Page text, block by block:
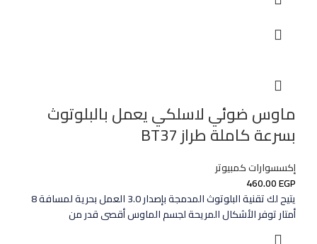
ماوس ضوئي لاسلكي يعمل بالبلوتوث
بسرعة كاملة طراز BT37
إكسسوارات كمبيوتر
460.00EGP
يتيح لك تقنية البلوتوث المدمجة بإصدار 3.0 العمل بحرية لمسافة 8
أمتار توفر الأشكال المريحة لجسم الماوس أقصى قدر من